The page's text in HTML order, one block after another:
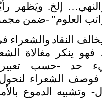
إلخ. ويَظهر
العلوم" -ضمن
يخالف النقاد والشعراء
فهو ينكر مغالاة
حد -حسب
فوصف الشعراء
وتشبيه الدموع